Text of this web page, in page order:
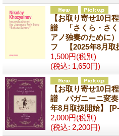
【お取り寄せ10
譜 「さくら・さく
アノ独奏のために
フ 【2025年8月取
1,500円(税別)
(税込: 1,650円)
【お取り寄せ10
譜 パガニーニ変
年8月取扱開始】
2,000円(税別)
(税込: 2,200円)